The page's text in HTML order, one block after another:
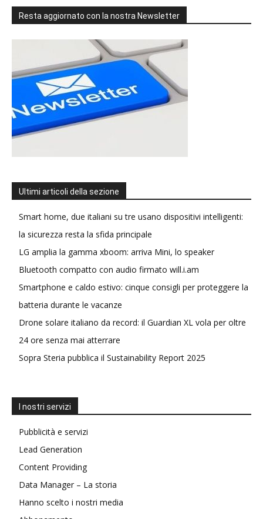
Resta aggiornato con la nostra Newsletter
Ultimi articoli della sezione
Smart home, due italiani su tre usano dispositivi intelligenti:
la sicurezza resta la sfida principale
LG amplia la gamma xboom: arriva Mini, lo speaker
Bluetooth compatto con audio firmato will.i.am
Smartphone e caldo estivo: cinque consigli per proteggere la
batteria durante le vacanze
Drone solare italiano da record: il Guardian XL vola per oltre
24 ore senza mai atterrare
Sopra Steria pubblica il Sustainability Report 2025
I nostri servizi
Pubblicità e servizi
Lead Generation
Content Providing
Data Manager – La storia
Hanno scelto i nostri media